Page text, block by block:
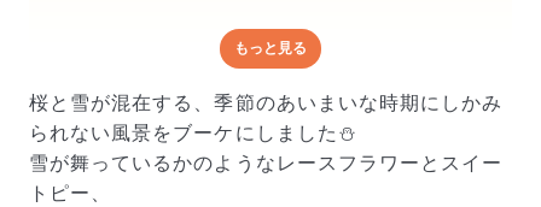
どんな梱包で届くの？
出荷前に水揚げ（花が水を吸いやすくなる処理）を施
し、専用ボックスに丁寧に梱包してお届けしています。
きゅっとまとめられて一見窮屈そうに見えますが、輸送
中の衝撃による折れや擦れを軽減する効果があります。
もっと見る
桜と雪が混在する、季節のあいまいな時期にしかみ
られない風景をブーケにしました⛄️
雪が舞っているかのようなレースフラワーとスイー
トピー、